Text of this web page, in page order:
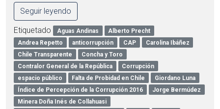
Seguir leyendo
Etiquetado Aguas Andinas
Alberto Precht
Andrea Repetto
anticorrupción CAP
Carolina Ibáñez
Chile Transparente
Concha y Toro
Contralor General de la República
Corrupción
espacio público
Falta de Probidad en Chile
Giordano Luna
Índice de Percepción de la Corrupción 2016
Jorge Bermúdez
Minera Doña Inés de Collahuasi